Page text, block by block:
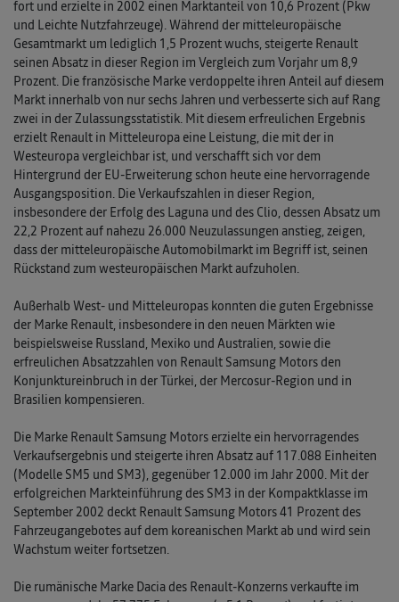
fort und erzielte in 2002 einen Marktanteil von 10,6 Prozent (Pkw
und Leichte Nutzfahrzeuge). Während der mitteleuropäische
Gesamtmarkt um lediglich 1,5 Prozent wuchs, steigerte Renault
seinen Absatz in dieser Region im Vergleich zum Vorjahr um 8,9
Prozent. Die französische Marke verdoppelte ihren Anteil auf diesem
Markt innerhalb von nur sechs Jahren und verbesserte sich auf Rang
zwei in der Zulassungsstatistik. Mit diesem erfreulichen Ergebnis
erzielt Renault in Mitteleuropa eine Leistung, die mit der in
Westeuropa vergleichbar ist, und verschafft sich vor dem
Hintergrund der EU-Erweiterung schon heute eine hervorragende
Ausgangsposition. Die Verkaufszahlen in dieser Region,
insbesondere der Erfolg des Laguna und des Clio, dessen Absatz um
22,2 Prozent auf nahezu 26.000 Neuzulassungen anstieg, zeigen,
dass der mitteleuropäische Automobilmarkt im Begriff ist, seinen
Rückstand zum westeuropäischen Markt aufzuholen.
Außerhalb West- und Mitteleuropas konnten die guten Ergebnisse
der Marke Renault, insbesondere in den neuen Märkten wie
beispielsweise Russland, Mexiko und Australien, sowie die
erfreulichen Absatzzahlen von Renault Samsung Motors den
Konjunktureinbruch in der Türkei, der Mercosur-Region und in
Brasilien kompensieren.
Die Marke Renault Samsung Motors erzielte ein hervorragendes
Verkaufsergebnis und steigerte ihren Absatz auf 117.088 Einheiten
(Modelle SM5 und SM3), gegenüber 12.000 im Jahr 2000. Mit der
erfolgreichen Markteinführung des SM3 in der Kompaktklasse im
September 2002 deckt Renault Samsung Motors 41 Prozent des
Fahrzeugangebotes auf dem koreanischen Markt ab und wird sein
Wachstum weiter fortsetzen.
Die rumänische Marke Dacia des Renault-Konzerns verkaufte im